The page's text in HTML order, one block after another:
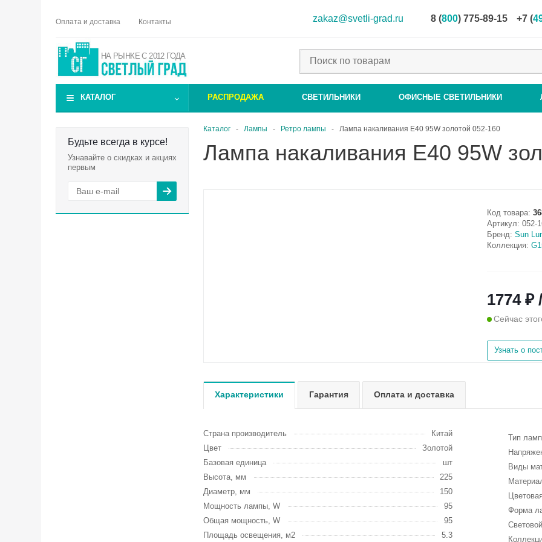
Оплата и доставка Контакты zakaz@svetli-grad.ru 8 (800) 775-89-15 +7 (
НА РЫНКЕ С 2012 ГОДА
КАТАЛОГ РАСПРОДАЖА СВЕТИЛЬНИКИ ОФИСНЫЕ СВЕТИЛЬНИКИ
Будьте всегда в курсе!
Узнавайте о скидках и акциях
первым
Каталог - Лампы - Ретро лампы - Лампа накаливания E40 95W золотой 052-160
Лампа накаливания E40 95W
Код товара:
Артикул: 052-
Бренд: Sun
Коллекция:
1774 ₽
Сейчас
Узнать о
Характеристики Гарантия Оплата и доставка
Страна производитель
Китай
Цвет
Золотой
Базовая единица
шт
Высота, мм
225
Диаметр, мм
150
Мощность лампы, W
95
Общая мощность, W
95
Площадь освещения, м2
5.3
Тип
Виды
Форма